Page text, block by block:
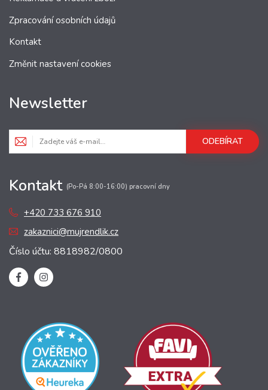
Zpracování osobních údajů
Kontakt
Změnit nastavení cookies
Newsletter
ODEBÍRAT
Kontakt (Po-Pá 8:00-16:00) pracovní dny
+420 733 676 910
zakaznici@mujrendlik.cz
Číslo účtu: 8818982/0800